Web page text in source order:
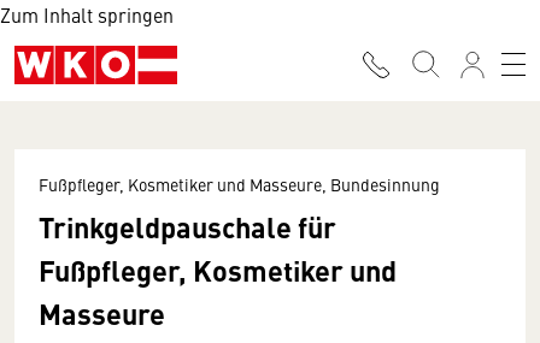
Zum Inhalt springen
Fußpfleger, Kosmetiker und Masseure, Bundesinnung
Trinkgeldpauschale für
Fußpfleger, Kosmetiker und
Masseure